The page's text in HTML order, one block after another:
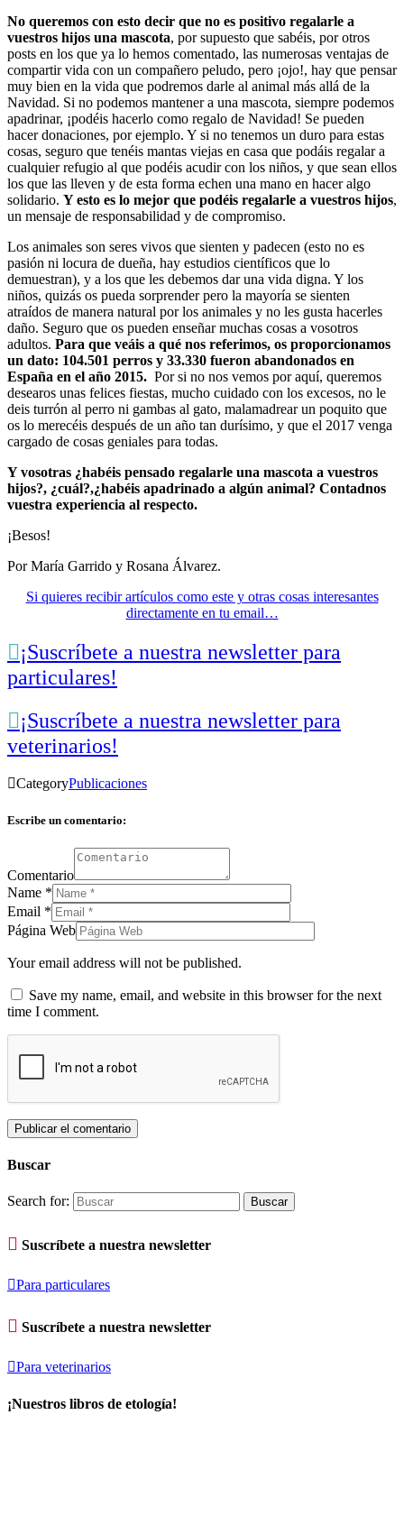
No queremos con esto decir que no es positivo regalarle a
vuestros hijos una mascota, por supuesto que sabéis, por otros
posts en los que ya lo hemos comentado, las numerosas ventajas de
compartir vida con un compañero peludo, pero ¡ojo!, hay que pensar
muy bien en la vida que podremos darle al animal más allá de la
Navidad. Si no podemos mantener a una mascota, siempre podemos
apadrinar, ¡podéis hacerlo como regalo de Navidad! Se pueden
hacer donaciones, por ejemplo. Y si no tenemos un duro para estas
cosas, seguro que tenéis mantas viejas en casa que podáis regalar a
cualquier refugio al que podéis acudir con los niños, y que sean ellos
los que las lleven y de esta forma echen una mano en hacer algo
solidario. Y esto es lo mejor que podéis regalarle a vuestros hijos,
un mensaje de responsabilidad y de compromiso.
Los animales son seres vivos que sienten y padecen (esto no es
pasión ni locura de dueña, hay estudios científicos que lo
demuestran), y a los que les debemos dar una vida digna. Y los
niños, quizás os pueda sorprender pero la mayoría se sienten
atraídos de manera natural por los animales y no les gusta hacerles
daño. Seguro que os pueden enseñar muchas cosas a vosotros
adultos. Para que veáis a qué nos referimos, os proporcionamos
un dato: 104.501 perros y 33.330 fueron abandonados en
España en el año 2015. Por si no nos vemos por aquí, queremos
desearos unas felices fiestas, mucho cuidado con los excesos, no le
deis turrón al perro ni gambas al gato, malamadrear un poquito que
os lo merecéis después de un año tan durísimo, y que el 2017 venga
cargado de cosas geniales para todas.
Y vosotras ¿habéis pensado regalarle una mascota a vuestros
hijos?, ¿cuál?,¿habéis apadrinado a algún animal? Contadnos
vuestra experiencia al respecto.
¡Besos!
Por María Garrido y Rosana Álvarez.
Si quieres recibir artículos como este y otras cosas interesantes
directamente en tu email…
¡Suscríbete a nuestra newsletter para
particulares!
¡Suscríbete a nuestra newsletter para
veterinarios!
CategoryPublicaciones
Escribe un comentario:
Comentario
Name *
Email *
Página Web
Your email address will not be published.
Save my name, email, and website in this browser for the next
time I comment.
Buscar
Search for:
 Suscríbete a nuestra newsletter
Para particulares
 Suscríbete a nuestra newsletter
Para veterinarios
¡Nuestros libros de etología!